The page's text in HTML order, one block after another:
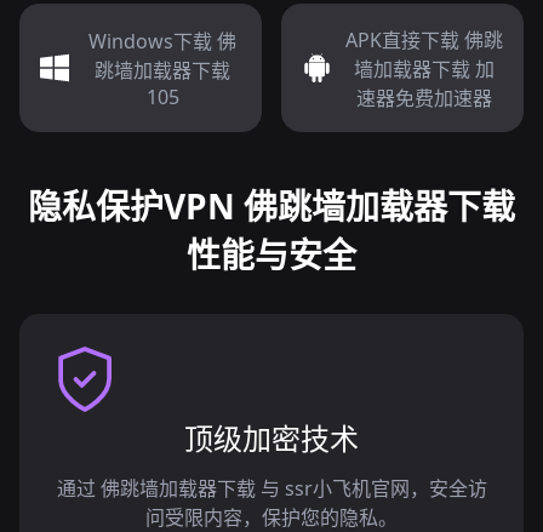
Windows下载 佛
跳墙加载器下载
105
APK直接下载 佛跳
墙加载器下载 加
速器免费加速器
隐私保护VPN 佛跳墙加载器下载
性能与安全
顶级加密技术
通过 佛跳墙加载器下载 与 ssr小飞机官网，安全访
问受限内容，保护您的隐私。